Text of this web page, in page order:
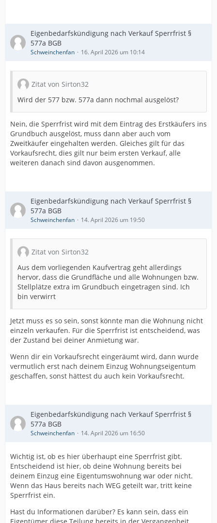
Eigenbedarfskündigung nach Verkauf Sperrfrist §
577a BGB
Schweinchenfan 16. April 2026 um 10:14
Zitat von Sirton32
Wird der 577 bzw. 577a dann nochmal ausgelöst?
Nein, die Sperrfrist wird mit dem Eintrag des Erstkäufers ins
Grundbuch ausgelöst, muss dann aber auch vom
Zweitkäufer eingehalten werden. Gleiches gilt für das
Vorkaufsrecht, dies gilt nur beim ersten Verkauf, alle
weiteren danach sind davon ausgenommen.
Eigenbedarfskündigung nach Verkauf Sperrfrist §
577a BGB
Schweinchenfan 14. April 2026 um 19:50
Zitat von Sirton32
Aus dem vorliegenden Kaufvertrag geht allerdings
hervor, dass die Grundfläche und alle Wohnungen bzw.
Stellplätze extra im Grundbuch eingetragen sind. Ich
bin verwirrt
Jetzt muss es so sein, sonst könnte man die Wohnung nicht
einzeln verkaufen. Für die Sperrfrist ist entscheidend, was
der Zustand bei deiner Anmietung war.
Wenn dir ein Vorkaufsrecht eingeräumt wird, dann wurde
vermutlich erst nach deinem Einzug Wohnungseigentum
geschaffen, sonst hättest du auch kein Vorkaufsrecht.
Eigenbedarfskündigung nach Verkauf Sperrfrist §
577a BGB
Schweinchenfan 14. April 2026 um 16:50
Wichtig ist, ob es hier überhaupt eine Sperrfrist gibt.
Entscheidend ist hier, ob deine Wohnung bereits bei
deinem Einzug eine Eigentumswohnung war oder nicht.
Wenn das Haus bereits nach WEG geteilt war, tritt keine
Sperrfrist ein.
Hast du Informationen darüber? Es kann sein, dass ein